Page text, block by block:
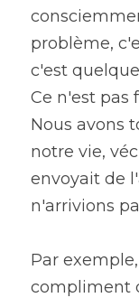
problème,
c'est
Ce n'est pas
Nous avons
notre vie,
envoyait de
n'arrivions
Par
compliment